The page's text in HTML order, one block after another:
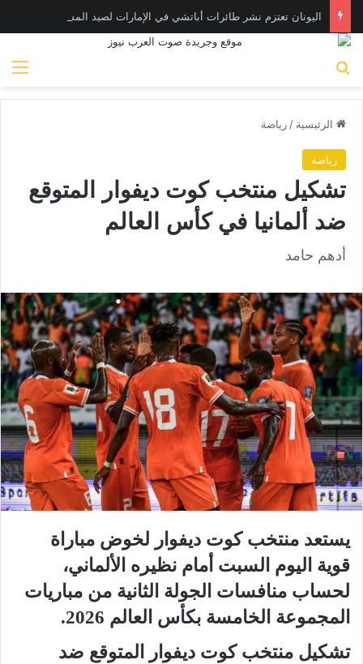
اليونان تعتزم نشر طائرات أباتشي في الإمارات لصيد المسـيّرات
الرئيسية / رياضة
رياضة
تشكيل منتخب كوت ديفوار المتوقع
ضد ألمانيا في كأس العالم
أدهم حامد
يستعد منتخب كوت ديفوار لخوض مباراة
قوية اليوم السبت أمام نظيره الألماني،
لحساب منافسات الجولة الثانية من مباريات
المجموعة الخامسة بكأس العالم 2026.
تشكيل منتخب كوت ديفوار المتوقع ضد